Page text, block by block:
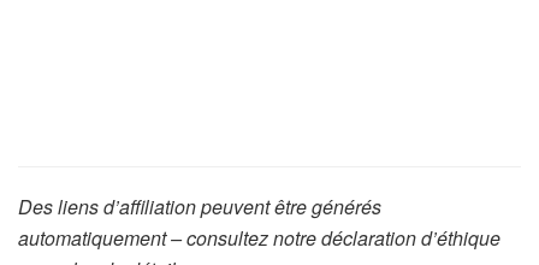
Des liens d’affiliation peuvent être générés
automatiquement – consultez notre déclaration d’éthique